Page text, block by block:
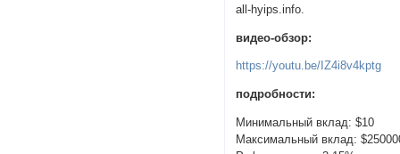
all-hyips.info.
видео-обзор:
https://youtu.be/IZ4i8v4kptg
подробности:
Минимальный вклад: $10
Максимальный вклад: